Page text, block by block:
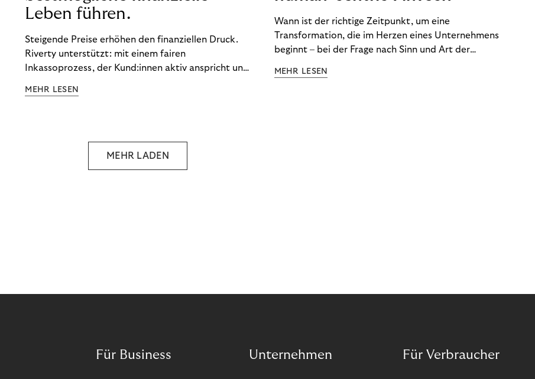
Leben führen.
Steigende Preise erhöhen den finanziellen Druck.
Riverty unterstützt: mit einem fairen
Inkassoprozess, der Kund:innen aktiv anspricht und
Finanzbildung ermöglicht. So bleiben Menschen
MEHR LESEN
Wann ist der richtige Zeitpunkt, um eine
Transformation, die im Herzen eines Unternehmens
beginnt – bei der Frage nach Sinn und Art der
kommuniziert man ein Ziel, das so ganzheitlich ist,
MEHR LESEN
MEHR LADEN
Für Business Unternehmen Für Verbraucher